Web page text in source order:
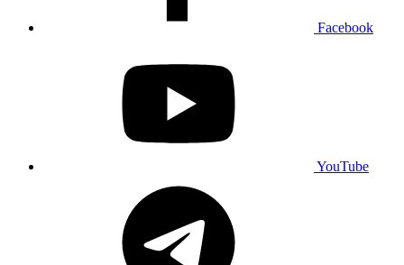
Facebook
YouTube